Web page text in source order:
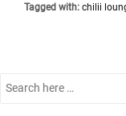
Open(ing)
Tagged with: chilii
Search